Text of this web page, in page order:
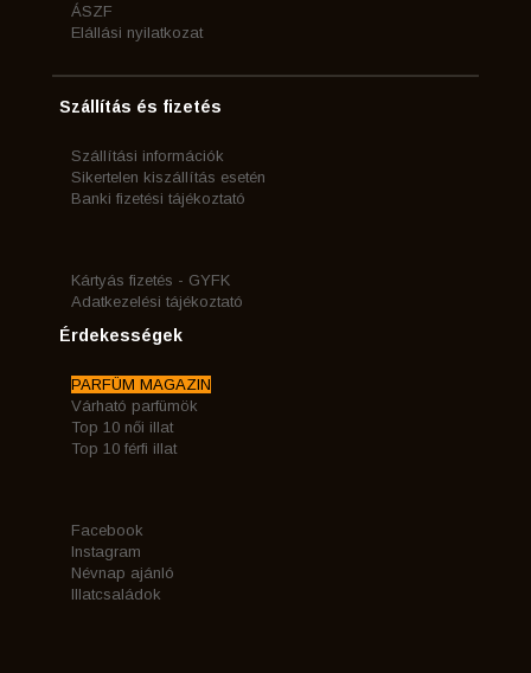
ÁSZF
Elállási nyilatkozat
Szállítás és fizetés
Szállítási információk
Sikertelen kiszállítás esetén
Banki fizetési tájékoztató
Kártyás fizetés - GYFK
Adatkezelési tájékoztató
Érdekességek
PARFÜM MAGAZIN
Várható parfümök
Top 10 női illat
Top 10 férfi illat
Facebook
Instagram
Névnap ajánló
Illatcsaládok